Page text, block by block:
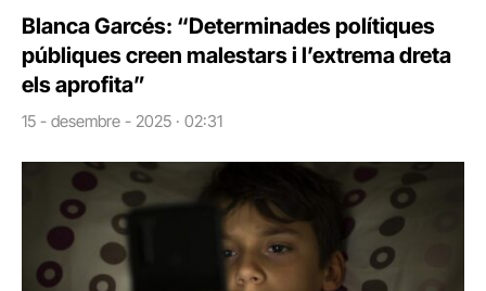
Blanca Garcés: “Determinades polítiques
públiques creen malestars i l’extrema dreta
els aprofita”
15 - desembre - 2025 · 02:31